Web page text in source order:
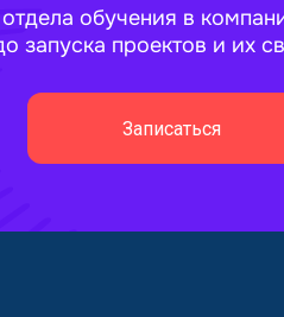
обучения в
запуска проектов и их
Записаться